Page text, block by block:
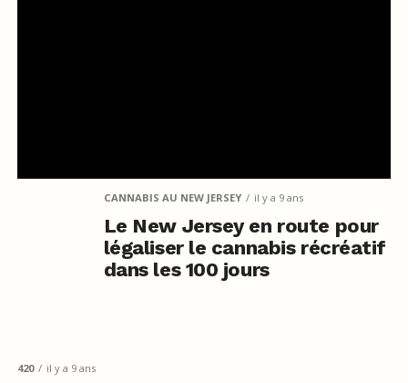
CANNABIS AU NEW JERSEY il y a 9 ans
Le New Jersey en route pour
légaliser le cannabis récréatif
dans les 100 jours
420 il y a 9 ans